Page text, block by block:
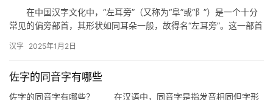
在中国汉字文化中，“左耳旁”（又称为“阜”或“阝”）是一个十分
常见的偏旁部首，其形状如同耳朵一般，故得名“左耳旁”。这一部首
汉字 2025年1月2日
佐字的同音字有哪些
佐字的同音字有哪些？ 在汉语中，同音字是指发音相同但字形